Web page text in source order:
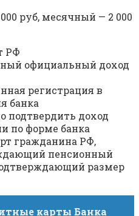
руб, месячный — 2 000
РФ
официальный доход
регистрация в
банка
подтвердить доход
по форме банка
гражданина РФ,
пенсионный
размер
карты Банка